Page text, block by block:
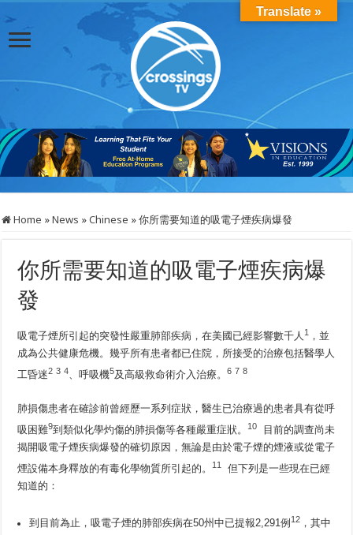
Home »News »Chinese »你所需要知道的吸電子煙疾病爆發
你所需要知道的吸電子煙疾病爆
發
吸電子煙所引起的突發性嚴重肺部疾病，在美國已經影響數千人1 ，並
成為公共健康危機。幾乎所有患者都已住院，所接受的治療包括醫學人
工昏迷2 3 4、呼吸機5及高級救命術介入治療。6 7 8
肺損傷患者在確診前曾經歷一系列症狀，醫生已治療過的患者具有從呼
吸困難9到類似化學灼傷的肺損傷等各種嚴重症狀。10
目前的調查尚未
揭開吸電子煙疾病爆發的確切原因，無論是由於電子煙的煙液或從電子
煙設備本身釋放的有毒化學物質所引起的。11
但下列是一些現在已經
知道的：
到目前為止，吸電子煙的肺部疾病在50州中已提報2,291例12 ，其中
Translate »